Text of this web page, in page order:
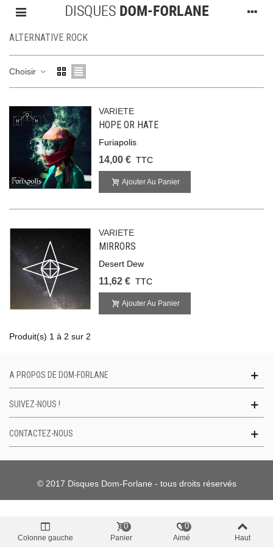
ALTERNATIVE ROCK
Choisir
VARIETE
HOPE OR HATE
Furiapolis
14,00 € TTC
Ajouter Au Panier
VARIETE
MIRRORS
Desert Dew
11,62 € TTC
Ajouter Au Panier
Produit(s) 1 à 2 sur 2
A PROPOS DE DOM-FORLANE
SUIVEZ-NOUS !
CONTACTEZ-NOUS
© 2017 Disques Dom-Forlane - tous droits réservés
Colonne gauche Panier
0
Aimé
0
Haut